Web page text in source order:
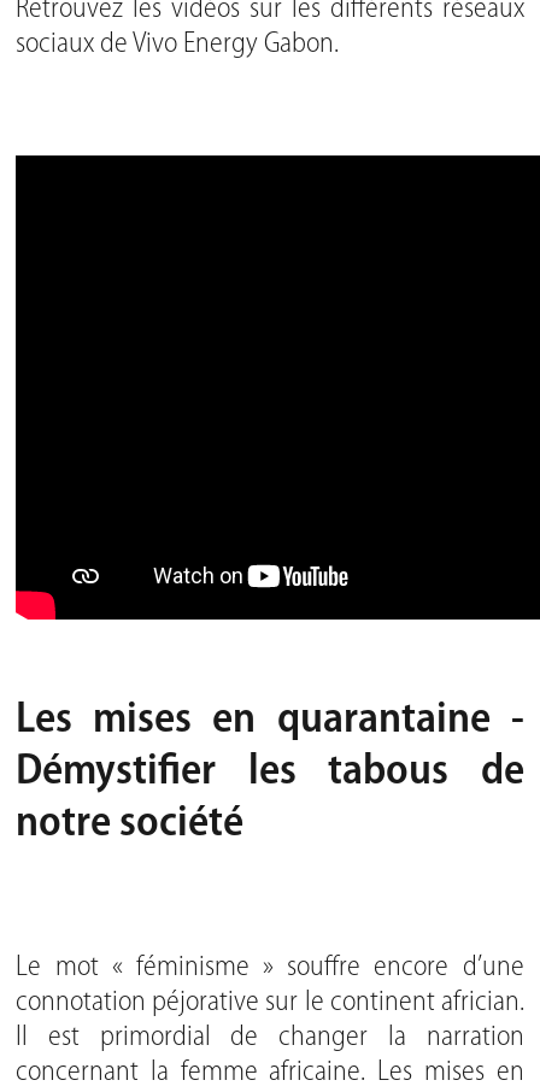
Retrouvez les vidéos sur les différents réseaux
sociaux de Vivo Energy Gabon.
Les mises en quarantaine -
Démystifier les tabous de
notre société
Le mot « féminisme » souffre encore d’une
connotation péjorative sur le continent africian.
Il est primordial de changer la narration
concernant la femme africaine. Les mises en